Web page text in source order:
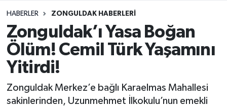
HABERLER ZONGULDAK HABERLERI
Zonguldak’ı Yasa Boğan
Ölüm! Cemil Türk Yaşamını
Yitirdi!
Zonguldak Merkez’e bağlı Karaelmas Mahallesi
sakinlerinden, Uzunmehmet İlkokulu’nun emekli
BARTIN
BOLU
ÇAYCUMA
Tüm Manşetler
Son Dakika Haberleri
Haber Arşivi